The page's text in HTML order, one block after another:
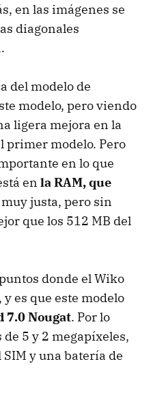
en las imágenes se
diagonales
del modelo de
modelo, pero viendo
ligera mejora en la
primer modelo. Pero
en lo que
en la RAM, que
justa, pero sin
que los 512 MB del
donde el Wiko
es que este modelo
7.0 Nougat. Por lo
5 y 2 megapíxeles,
y una batería de